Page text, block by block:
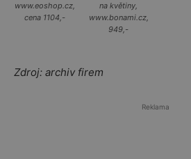
www.eoshop.cz,
cena 1104,-
na květiny,
www.bonami.cz,
949,-
Zdroj: archiv firem
Reklama